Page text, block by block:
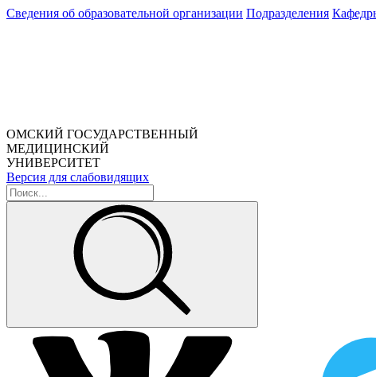
Сведения об образовательной организации Подразделения
ОМСКИЙ ГОСУДАРСТВЕННЫЙ
МЕДИЦИНСКИЙ
УНИВЕРСИТЕТ
Версия для слабовидящих